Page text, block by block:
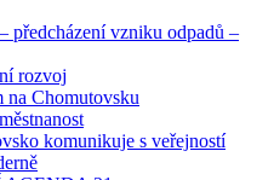
předcházení vzniku odpadů –
rozvoj
na Chomutovsku
komunikuje s veřejností